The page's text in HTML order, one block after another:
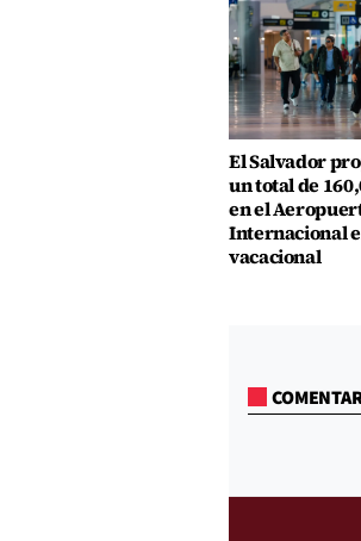
El Salvador
un total de
en el
Internacional
vacacional